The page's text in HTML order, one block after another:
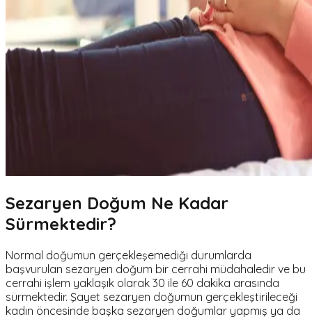
Sezaryen Doğum Ne Kadar
Sürmektedir?
Normal doğumun gerçekleşemediği durumlarda
başvurulan sezaryen doğum bir cerrahi müdahaledir ve bu
cerrahi işlem yaklaşık olarak 30 ile 60 dakika arasında
sürmektedir. Şayet sezaryen doğumun gerçekleştirileceği
kadın öncesinde başka sezaryen doğumlar yapmış ya da